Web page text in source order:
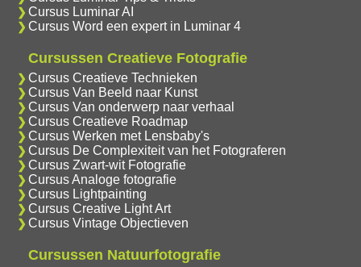
Cursus Luminar AI
Cursus Word een expert in Luminar 4
Cursussen Creatieve Fotografie
Cursus Creatieve Technieken
Cursus Van Beeld naar Kunst
Cursus Van onderwerp naar verhaal
Cursus Creatieve Roadmap
Cursus Werken met Lensbaby's
Cursus De Complexiteit van het Fotograferen
Cursus Zwart-wit Fotografie
Cursus Analoge fotografie
Cursus Lightpainting
Cursus Creative Light Art
Cursus Vintage Objectieven
Cursussen Natuurfotografie